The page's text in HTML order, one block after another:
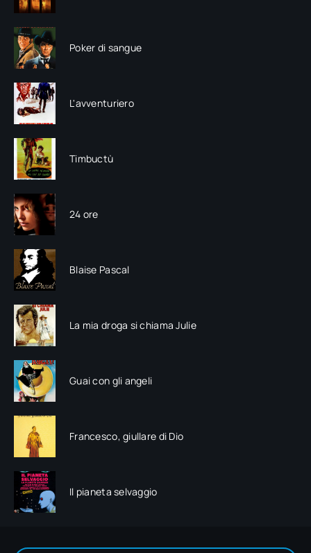
Poker di sangue
L'avventuriero
Timbuctù
24 ore
Blaise Pascal
La mia droga si chiama Julie
Guai con gli angeli
Francesco, giullare di Dio
Il pianeta selvaggio